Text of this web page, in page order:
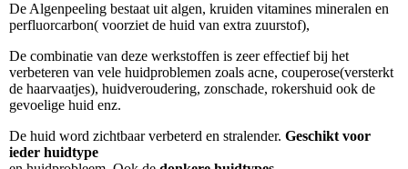
De Algenpeeling bestaat uit algen, kruiden vitamines mineralen en
perfluorcarbon( voorziet de huid van extra zuurstof),
De combinatie van deze werkstoffen is zeer effectief bij het
verbeteren van vele huidproblemen zoals acne, couperose(versterkt
de haarvaatjes), huidveroudering, zonschade, rokershuid ook de
gevoelige huid enz.
De huid word zichtbaar verbeterd en stralender. Geschikt voor
ieder huidtype